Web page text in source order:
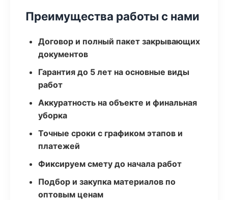
Преимущества работы с нами
Договор и полный пакет закрывающих
документов
Гарантия до 5 лет на основные виды
работ
Аккуратность на объекте и финальная
уборка
Точные сроки с графиком этапов и
платежей
Фиксируем смету до начала работ
Подбор и закупка материалов по
оптовым ценам